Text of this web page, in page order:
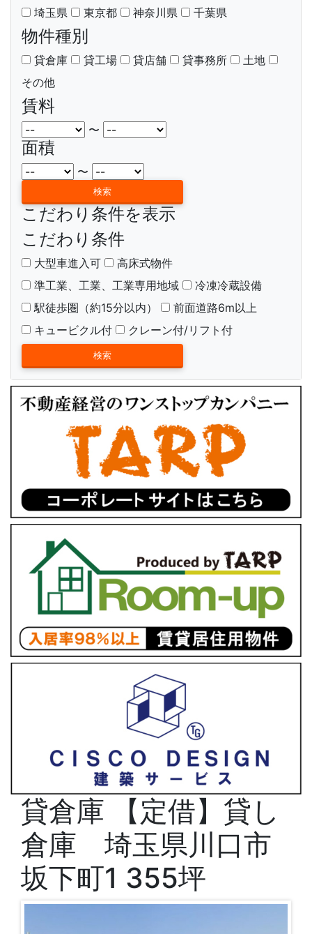
埼玉県 東京都 神奈川県 千葉県
物件種別
貸倉庫 貸工場 貸店舗 貸事務所
土地
その他
賃料
〜
面積
〜
こだわり条件を表示
こだわり条件
大型車進入可
高床式物件
準工業、工業、工業専用地域
冷凍冷蔵設備
駅徒歩圏（約15分以内）
前面道路6m以上
キュービクル付
クレーン付/リフト付
貸倉庫 【定借】貸し
倉庫 埼玉県川口市
坂下町1 355坪